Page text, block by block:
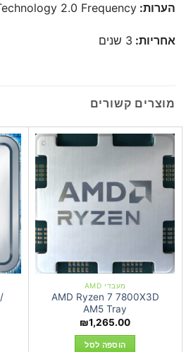
הערות: 2.0 Frequency
אחריות: 3 שנים
מוצרים קשורים
מעבדי AMD
AMD Ryzen 7 7800X3D
AM5 Tray
₪1,265.00
הוספה לסל